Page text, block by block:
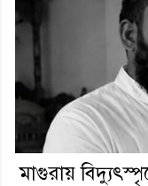
মাগুরায়